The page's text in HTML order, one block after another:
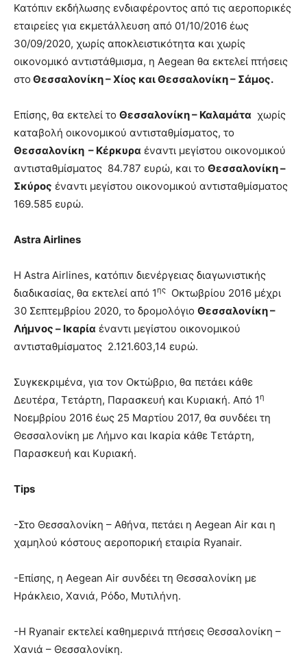
Κατόπιν εκδήλωσης ενδιαφέροντος από τις αεροπορικές
εταιρείες για εκμετάλλευση από 01/10/2016 έως
30/09/2020, χωρίς αποκλειστικότητα και χωρίς
οικονομικό αντιστάθμισμα, η Aegean θα εκτελεί πτήσεις
στο Θεσσαλονίκη – Χίος και Θεσσαλονίκη – Σάμος.
Επίσης, θα εκτελεί το Θεσσαλονίκη – Καλαμάτα χωρίς
καταβολή οικονομικού αντισταθμίσματος, το
Θεσσαλονίκη – Κέρκυρα έναντι μεγίστου οικονομικού
αντισταθμίσματος 84.787 ευρώ, και το Θεσσαλονίκη –
Σκύρος έναντι μεγίστου οικονομικού αντισταθμίσματος
169.585 ευρώ.
Astra Airlines
H Astra Airlines, κατόπιν διενέργειας διαγωνιστικής
διαδικασίας, θα εκτελεί από 1ης
Οκτωβρίου 2016 μέχρι
30 Σεπτεμβρίου 2020, το δρομολόγιο Θεσσαλονίκη –
Λήμνος – Ικαρία έναντι μεγίστου οικονομικού
αντισταθμίσματος 2.121.603,14 ευρώ.
Συγκεκριμένα, για τον Οκτώβριο, θα πετάει κάθε
Δευτέρα, Τετάρτη, Παρασκευή και Κυριακή. Από 1η
Νοεμβρίου 2016 έως 25 Μαρτίου 2017, θα συνδέει τη
Θεσσαλονίκη με Λήμνο και Ικαρία κάθε Τετάρτη,
Παρασκευή και Κυριακή.
Tips
-Στο Θεσσαλονίκη – Αθήνα, πετάει η Aegean Air και η
χαμηλού κόστους αεροπορική εταιρία Ryanair.
-Επίσης, η Aegean Air συνδέει τη Θεσσαλονίκη με
Ηράκλειο, Χανιά, Ρόδο, Μυτιλήνη.
-Η Ryanair εκτελεί καθημερινά πτήσεις Θεσσαλονίκη –
Χανιά – Θεσσαλονίκη.